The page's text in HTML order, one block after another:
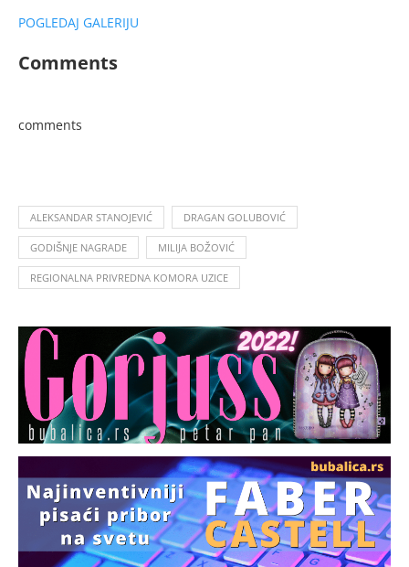
POGLEDAJ GALERIJU
Comments
comments
ALEKSANDAR STANOJEVIĆ DRAGAN GOLUBOVIĆ
GODIŠNJE NAGRADE MILIJA BOŽOVIĆ
REGIONALNA PRIVREDNA KOMORA UZICE